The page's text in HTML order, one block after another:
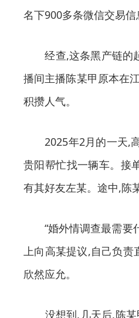
名下900多条微信交易信
经查,这条黑产链的起
播间主播陈某甲原本在
积攒人气。
2025年2月的一天,高
贵阳帮忙找一辆车。接
有其好友左某。途中,陈
“婚外情调查最需要什
上向高某提议,自己负责
欣然应允。
没想到,几天后,陈某